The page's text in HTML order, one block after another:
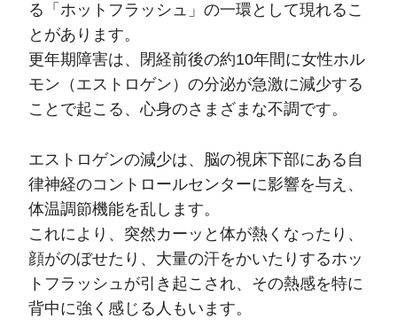
る「ホットフラッシュ」の一環として現れるこ
とがあります。
更年期障害は、閉経前後の約10年間に女性ホル
モン（エストロゲン）の分泌が急激に減少する
ことで起こる、心身のさまざまな不調です。
エストロゲンの減少は、脳の視床下部にある自
律神経のコントロールセンターに影響を与え、
体温調節機能を乱します。
これにより、突然カーッと体が熱くなったり、
顔がのぼせたり、大量の汗をかいたりするホッ
トフラッシュが引き起こされ、その熱感を特に
背中に強く感じる人もいます。